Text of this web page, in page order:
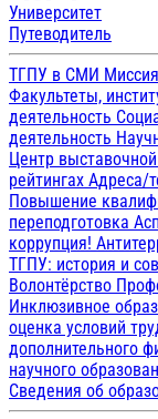
Университет
Путеводитель
ТГПУ в СМИ
Факультеты,
деятельность
деятельность
Центр
рейтингах Адреса/
Повышение
переподготовка
коррупция!
ТГПУ: история и
Волонтёрство
Инклюзивное
оценка условий
дополнительного
научного
Сведения об